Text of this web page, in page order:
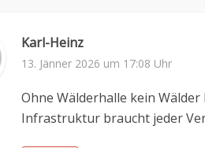
Karl-Heinz
13. Jänner 2026 um 17:08 Uhr
Ohne Wälderhalle kein Wälder
Infrastruktur braucht jeder